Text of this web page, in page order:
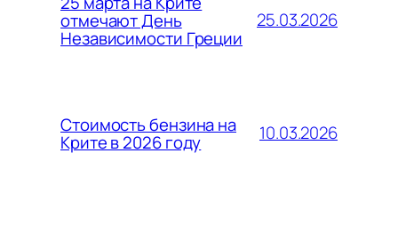
отмечают День
Независимости Греции
25.03.2026
Стоимость бензина на
Крите в 2026 году 10.03.2026